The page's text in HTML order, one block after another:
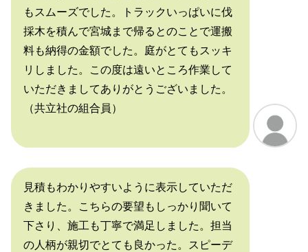
もスムーズでした。トラックいっぱいに伐
採木を積んで宮城まで帰るとのことで運搬
料も納得の金額でした。庭がとてもスッキ
リしました。この度は遠いところ作業して
いただきましてありがとうございました。
（共立社の組合員）
見積もわかりやすいように表示していただ
きました。こちらの要望もしっかり聞いて
下さり、施工も丁寧で満足しました。担当
の人柄が親切でとても良かった。スピーデ